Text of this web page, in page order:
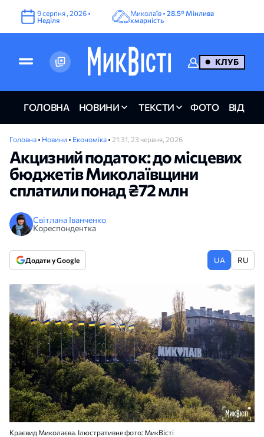
9серпня ,2026 •
Неділя
Миколаїв •28.5° Мінлива
хмарність
КЛУБ
ГОЛОВНА НОВИНИ ТЕКСТИ ФОТО ВІДЕО
Головна • Новини • Економіка • 21:31, 23 червня, 2026
Акцизний податок: до місцевих
бюджетів Миколаївщини
сплатили понад ₴72 млн
Світлана Іванченко
Кореспондентка
Додати у Google UA RU
Краєвид Миколаєва. Ілюстративне фото: МикВісті